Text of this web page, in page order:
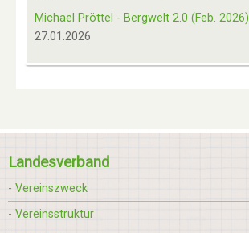
Michael Pröttel - Bergwelt 2.0 (Feb. 2026)
27.01.2026
Landesverband
- Vereinszweck
- Vereinsstruktur